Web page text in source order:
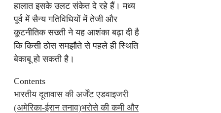
हालात इसके उलट संकेत दे रहे हैं। मध्य
पूर्व में सैन्य गतिविधियों में तेजी और
कूटनीतिक सख्ती ने यह आशंका बढ़ा दी है
कि किसी ठोस समझौते से पहले ही स्थिति
बेकाबू हो सकती है।
Contents
भारतीय दूतावास की अर्जेंट एडवाइजरी
(अमेरिका-ईरान तनाव)भरोसे की कमी और